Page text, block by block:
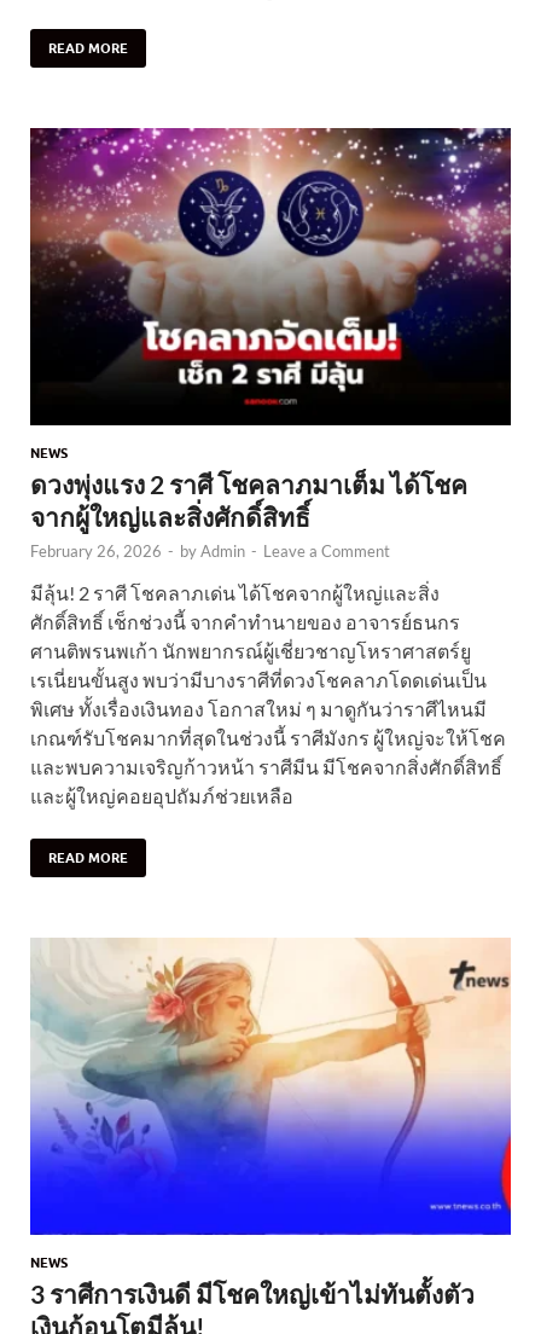
READ MORE
NEWS
ดวงพุ่งแรง 2 ราศี โชคลาภมาเต็ม ได้โชค
จากผู้ใหญ่และสิ่งศักดิ์สิทธิ์
February 26, 2026 - byAdmin - Leave a Comment
มีลุ้น! 2 ราศี โชคลาภเด่น ได้โชคจากผู้ใหญ่และสิ่ง
ศักดิ์สิทธิ์ เช็กช่วงนี้ จากคำทำนายของ อาจารย์ธนกร
ศานติพรนพเก้า นักพยากรณ์ผู้เชี่ยวชาญโหราศาสตร์ยู
เรเนี่ยนขั้นสูง พบว่ามีบางราศีที่ดวงโชคลาภโดดเด่นเป็น
พิเศษ ทั้งเรื่องเงินทอง โอกาสใหม่ ๆ มาดูกันว่าราศีไหนมี
เกณฑ์รับโชคมากที่สุดในช่วงนี้ ราศีมังกร ผู้ใหญ่จะให้โชค
และพบความเจริญก้าวหน้า ราศีมีน มีโชคจากสิ่งศักดิ์สิทธิ์
และผู้ใหญ่คอยอุปถัมภ์ช่วยเหลือ
READ MORE
NEWS
3 ราศีการเงินดี มีโชคใหญ่เข้าไม่ทันตั้งตัว
เงินก้อนโตมีลุ้น!